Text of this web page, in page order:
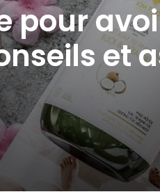
pour
et